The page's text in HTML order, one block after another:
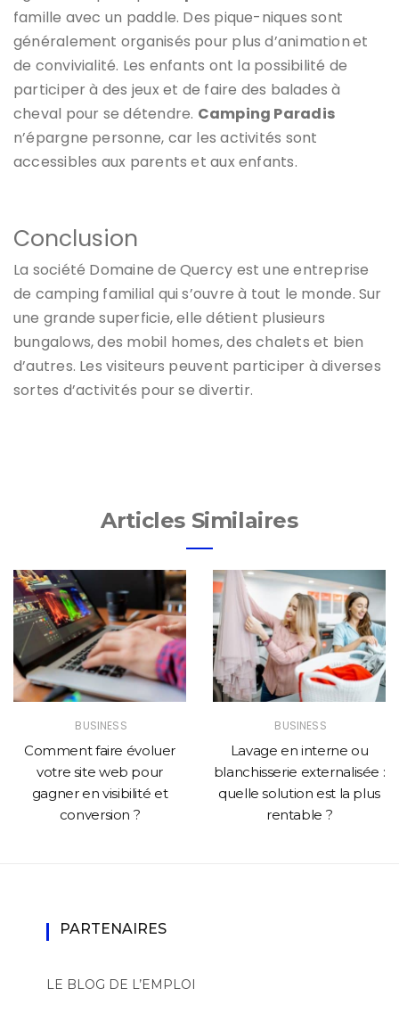
famille avec un paddle. Des pique-niques sont
généralement organisés pour plus d’animationet
de convivialité. Les enfants ont la possibilité de
participer à des jeux et de faire des balades à
cheval pour se détendre. Camping Paradis
n’épargne personne, car les activités sont
accessibles aux parents et aux enfants.
Conclusion
La société Domaine de Quercy est une entreprise
de camping familial qui s’ouvre à tout le monde. Sur
une grande superficie, elle détient plusieurs
bungalows, des mobil homes, des chalets et bien
d’autres. Les visiteurs peuvent participer à diverses
sortes d’activités pour se divertir.
Articles Similaires
BUSINESS
Comment faire évoluer
votre site web pour
gagner en visibilité et
conversion ?
BUSINESS
Lavage en interne ou
blanchisserie externalisée :
quelle solution est la plus
rentable ?
PARTENAIRES
LE BLOG DE L’EMPLOI